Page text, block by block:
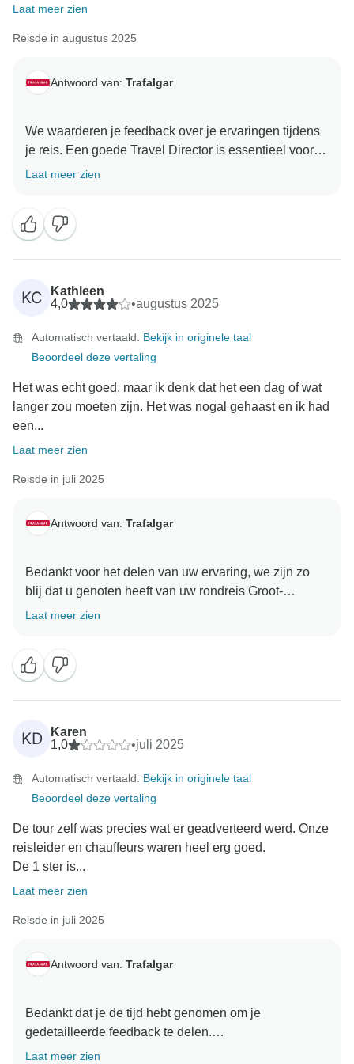
ons te reizen. We hopen je op een volgende reis te
mogen verwelkomen, misschien een reis waarbij je
Laat meer zien
Reisde in augustus 2025
Antwoord van: Trafalgar
We waarderen je feedback over je ervaringen tijdens
je reis. Een goede Travel Director is essentieel voor
het algehele plezier en comfort van onze gasten op al
kennis van hun regio. Daarom zijn we blij dat de
Travel Director u zo goed van dienst is geweest. Wij
waarderen uw klandizie en willen u bedanken voor
het kiezen van Trafalgar. Bedankt dat u onze gast
Laat meer zien
KC
Kathleen
4,0
•augustus 2025
Automatisch vertaald. Bekijk in originele taal
Beoordeel deze vertaling
Het was echt goed, maar ik denk dat het een dag of wat
langer zou moeten zijn. Het was nogal gehaast en ik had
een...
Laat meer zien
Reisde in juli 2025
Antwoord van: Trafalgar
Bedankt voor het delen van uw ervaring, we zijn zo
blij dat u genoten heeft van uw rondreis Groot-
Brittannië en Ierland Highlights. We hopen dat u met
Laat meer zien
KD
Karen
1,0
•juli 2025
Automatisch vertaald. Bekijk in originele taal
Beoordeel deze vertaling
De tour zelf was precies wat er geadverteerd werd. Onze
reisleider en chauffeurs waren heel erg goed.
De 1 ster is...
Laat meer zien
Reisde in juli 2025
Antwoord van: Trafalgar
Bedankt dat je de tijd hebt genomen om je
gedetailleerde feedback te delen.
Laat meer zien